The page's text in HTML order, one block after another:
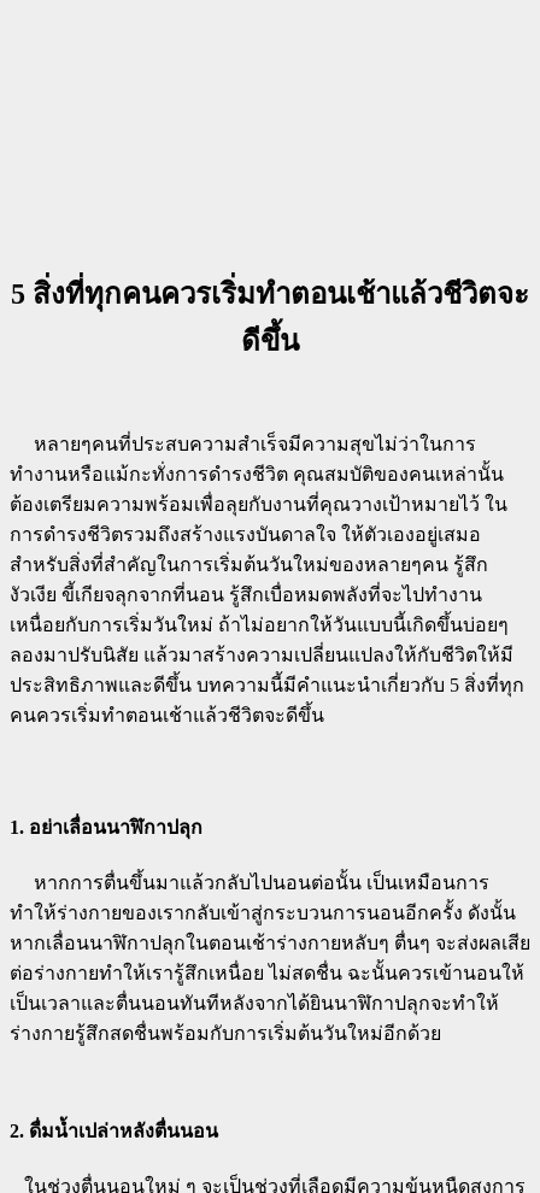
5 สิ่งที่ทุกคนควรเริ่มทำตอนเช้าแล้วชีวิตจะ
ดีขึ้น
หลายๆคนที่ประสบความสำเร็จมีความสุขไม่ว่าในการ
ทำงานหรือแม้กะทั่งการดำรงชีวิต คุณสมบัติของคนเหล่านั้น
ต้องเตรียมความพร้อมเพื่อลุยกับงานที่คุณวางเป้าหมายไว้ ใน
การดำรงชีวิตรวมถึงสร้างแรงบันดาลใจ ให้ตัวเองอยู่เสมอ
สำหรับสิ่งที่สำคัญในการเริ่มต้นวันใหม่ของหลายๆคน รู้สึก
งัวเงีย ขี้เกียจลุกจากที่นอน รู้สึกเบื่อหมดพลังที่จะไปทำงาน
เหนื่อยกับการเริ่มวันใหม่ ถ้าไม่อยากให้วันแบบนี้เกิดขึ้นบ่อยๆ
ลองมาปรับนิสัย แล้วมาสร้างความเปลี่ยนแปลงให้กับชีวิตให้มี
ประสิทธิภาพและดีขึ้น บทความนี้มีคำแนะนำเกี่ยวกับ 5 สิ่งที่ทุก
คนควรเริ่มทำตอนเช้าแล้วชีวิตจะดีขึ้น
1. อย่าเลื่อนนาฬิกาปลุก
หากการตื่นขึ้นมาแล้วกลับไปนอนต่อนั้น เป็นเหมือนการ
ทำให้ร่างกายของเรากลับเข้าสู่กระบวนการนอนอีกครั้ง ดังนั้น
หากเลื่อนนาฬิกาปลุกในตอนเช้าร่างกายหลับๆ ตื่นๆ จะส่งผลเสีย
ต่อร่างกายทำให้เรารู้สึกเหนื่อย ไม่สดชื่น ฉะนั้นควรเข้านอนให้
เป็นเวลาและตื่นนอนทันทีหลังจากได้ยินนาฬิกาปลุกจะทำให้
ร่างกายรู้สึกสดชื่นพร้อมกับการเริ่มต้นวันใหม่อีกด้วย
2. ดื่มน้ำเปล่าหลังตื่นนอน
ในช่วงตื่นนอนใหม่ ๆ จะเป็นช่วงที่เลือดมีความข้นหนืดสูงการ